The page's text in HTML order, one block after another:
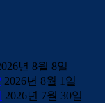
년 8월 8일
2026년 8월 1일
2026년 7월 30일